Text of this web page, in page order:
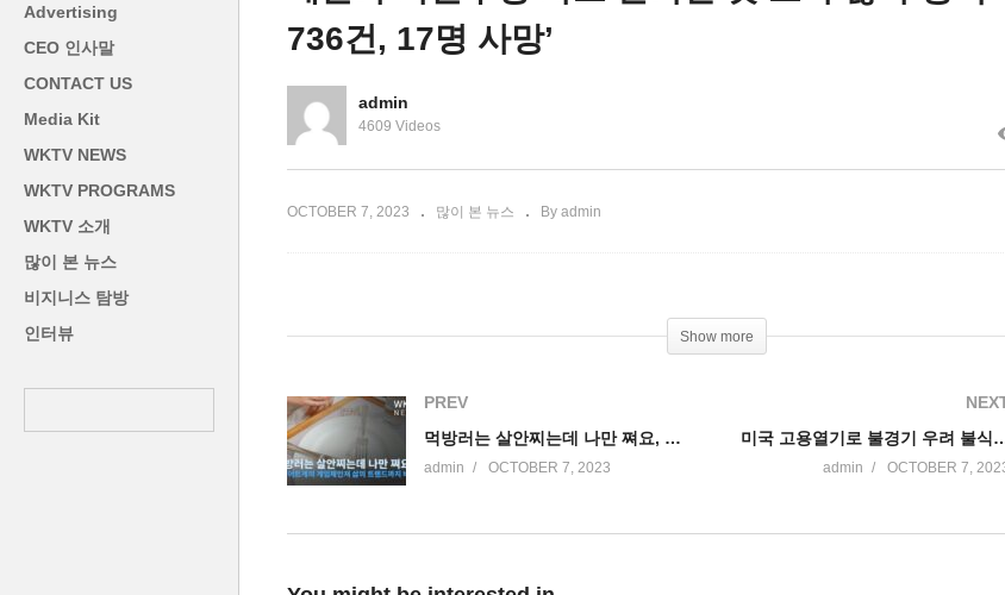
전면봉쇄
미국 양대전략 ‘이스라엘 테러
미국 고금리로 모기지, 자동차,
앙으로 미국민 생
Advertising
CEO 인사말
CONTACT US
Media Kit
WKTV NEWS
WKTV PROGRAMS
WKTV 소개
많이 본 뉴스
비지니스 탐방
인터뷰
736건, 17명 사망’
admin
4609 Videos
OCTOBER 7, 2023 많이 본 뉴스 By admin
Show more
PREV
먹방러는 살안찌는데 나만 쪄요, 다이어트계의 게임체인져 삶의 트렌드까지 바꾸나
admin OCTOBER 7, 2023
미국 고용열기로 불경기 우려 불식 반면
admin OCTOBER 7,